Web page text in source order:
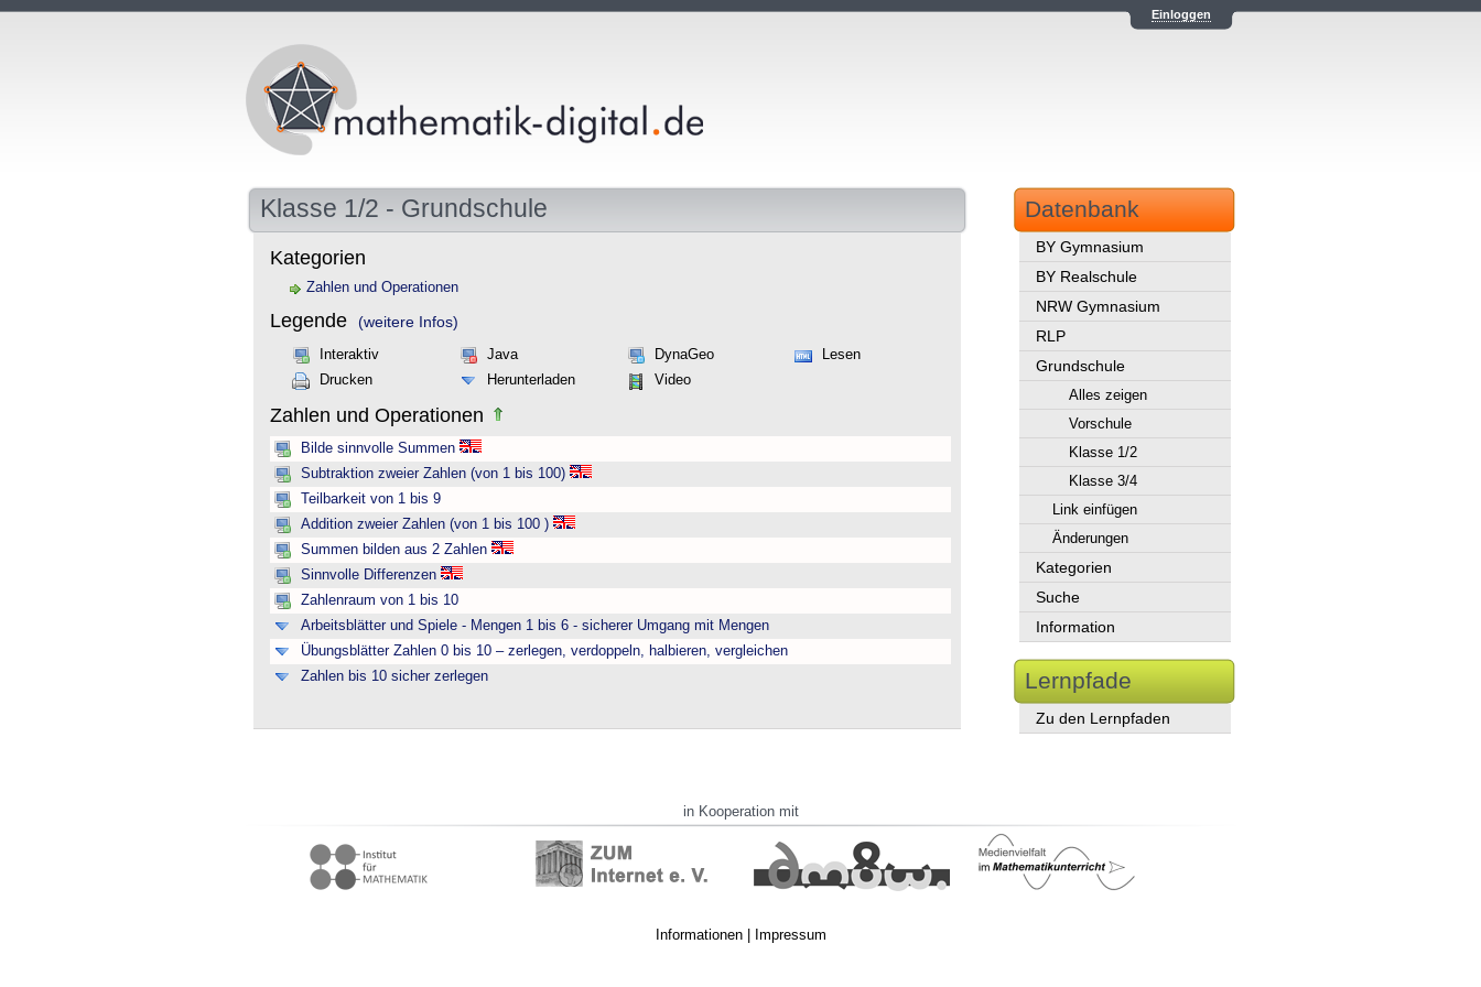
Einloggen
Klasse 1/2 - Grundschule
Kategorien
Zahlen und Operationen
Legende (weitere Infos)
Interaktiv Java DynaGeo
Lesen
Drucken
Herunterladen Video
Zahlen und Operationen
Bilde sinnvolle Summen
Subtraktion zweier Zahlen (von 1 bis 100)
Teilbarkeit von 1 bis 9
Addition zweier Zahlen (von 1 bis 100 )
Summen bilden aus 2 Zahlen
Sinnvolle Differenzen
Zahlenraum von 1 bis 10
Arbeitsblätter und Spiele - Mengen 1 bis 6 - sicherer Umgang mit Mengen
Übungsblätter Zahlen 0 bis 10 – zerlegen, verdoppeln, halbieren, vergleichen
Zahlen bis 10 sicher zerlegen
Datenbank
BY Gymnasium
BY Realschule
NRW Gymnasium
RLP
Grundschule
Alles zeigen
Vorschule
Klasse 1/2
Klasse 3/4
Link einfügen
Änderungen
Kategorien
Suche
Information
Lernpfade
Zu den Lernpfaden
in Kooperation mit
Informationen| Impressum